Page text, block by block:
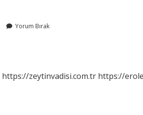
Yorum Bırak
https://zeytinvadisi.com.tr https://